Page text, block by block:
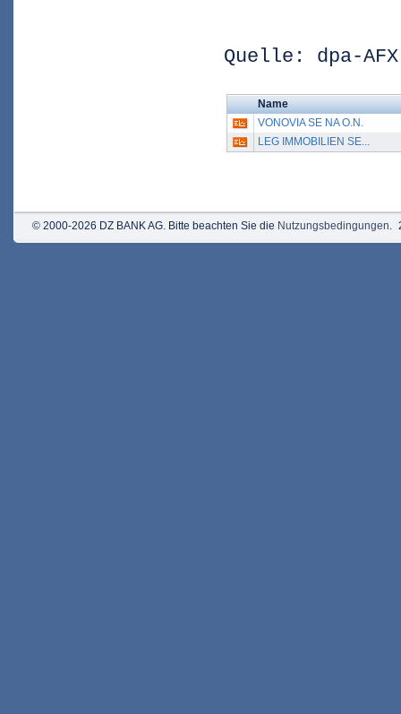
Quelle: dpa-AFX
Name
VONOVIA SE NA O.N.
LEG IMMOBILIEN SE...
© 2000-2026 DZ BANK AG. Bitte beachten Sie die Nutzungsbedingungen.